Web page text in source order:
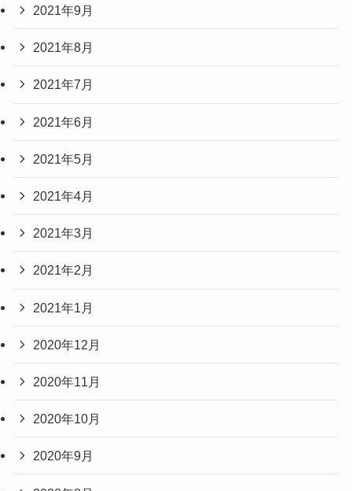
2021年9月
2021年8月
2021年7月
2021年6月
2021年5月
2021年4月
2021年3月
2021年2月
2021年1月
2020年12月
2020年11月
2020年10月
2020年9月